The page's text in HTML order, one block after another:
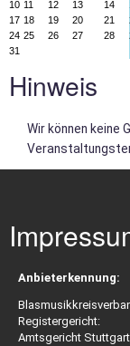
Links
L
B
10 11 12 13 14
17 18 19 20 21
24 25 26 27 28
31
Hinweis
Wir können keine
Anbieterkennung:
Registergericht:
Amtsgericht